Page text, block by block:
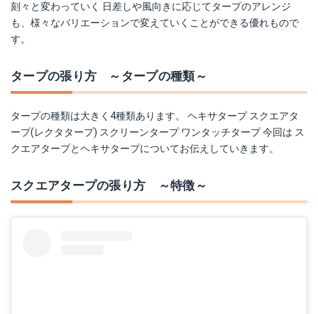
刻々と変わっていく 日差しや風向きに応じてタープのアレンジ
も、様々なバリエーションで変えていくことができる優れもので
す。
タープの張り方 ～タープの種類～
タープの種類は大きく4種類あります。 ヘキサタープ スクエアタ
ープ(レクタタープ) スクリーンタープ ワンタッチタープ 今回は ス
クエアタープとヘキサタープについてお伝えしていきます。
スクエアタープの張り方 ～特徴～